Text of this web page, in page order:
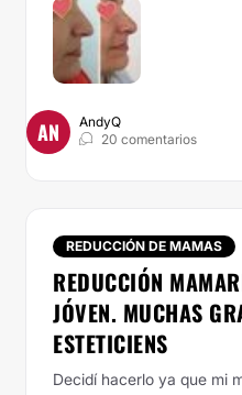
AN
AndyQ
20 comentarios
REDUCCIÓN DE MAMAS
REDUCCIÓN
JÓVEN. MUCHAS
ESTETICIENS
Decidí hacerlo ya que mi